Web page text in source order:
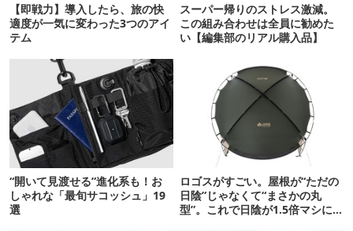
【即戦力】導入したら、旅の快
適度が一気に変わった3つのアイ
テム
スーパー帰りのストレス激減。
この組み合わせは全員に勧めた
い【編集部のリアル購入品】
“開いて見渡せる”進化系も！お
しゃれな「最旬サコッシュ」19
選
ロゴスがすごい。屋根が“ただの
日陰”じゃなくて“まさかの丸
型”。これで日陰が1.5倍マシに